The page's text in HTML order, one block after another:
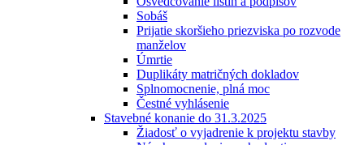
Sobáš
Prijatie skoršieho priezviska po rozvode
manželov
Úmrtie
Duplikáty matričných dokladov
Splnomocnenie, plná moc
Čestné vyhlásenie
Stavebné konanie do 31.3.2025
Žiadosť o vyjadrenie k projektu stavby